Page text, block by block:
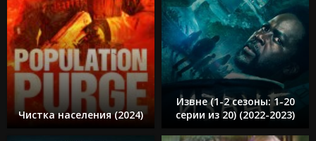
Чистка населения (2024)
Извне (1-2 сезоны: 1-20
серии из 20) (2022-2023)